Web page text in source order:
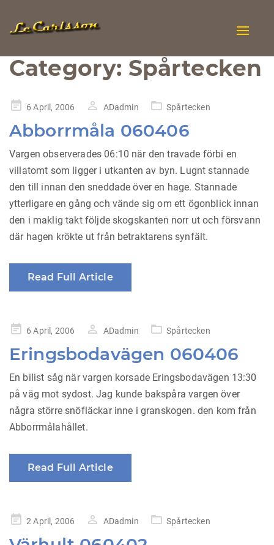
Toggle
Category: Spårtecken
Posted6 April, 2006 ADadmin Spårtecken
Abborrmåla 060406
Vargen observerades 06:10 när den travade förbi en
villatomt som ligger i utkanten av byn. Lugnt stannade
den till innan den sneddade över en hage. Stannade
ytterligare en gång och vände sig om ett ögonblick innan
den i maklig takt följde skogskanten norr ut och försvann
där hagen krökte ut från betraktarens synfält.
Read Full Article
Posted6 April, 2006 ADadmin Spårtecken
Eringsbodavägen 060406
En bilist såg när vargen korsade Eringsbodavägen 13:30
på väg mot sydost. Jag kunde bakspåra vargen över
några större snöfläckar inne i granskogen. den kom från
Abborrmålahållet.
Read Full Article
Posted2 April, 2006 ADadmin Spårtecken